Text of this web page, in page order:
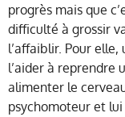
progrès mais que
difficulté à grossir
l’affaiblir. Pour
l’aider à reprendre
alimenter le
psychomoteur et lui